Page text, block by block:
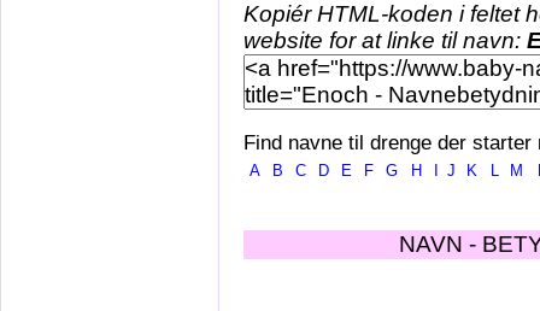
Kopiér HTML-koden i feltet
website for at linke til navn:
Find navne til drenge der starter
A B C D E F G H J K L M
NAVN -